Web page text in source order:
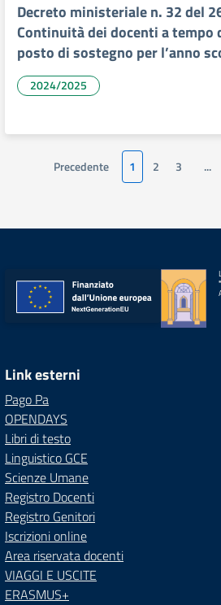
Decreto ministeriale n. 32 del
Continuità dei docenti a tempo
posto di sostegno per l’anno
2024/2025
Precedente 1 2 3 ...
Link esterni
Pago Pa
OPENDAYS
Libri di testo
Linguistico GCE
Scienze Umane
Registro Docenti
Registro Genitori
Iscrizioni online
Area riservata docenti
VIAGGI E USCITE
ERASMUS+